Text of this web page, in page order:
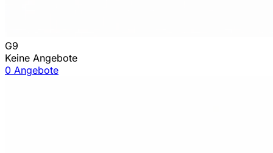
G9
Keine Angebote
0 Angebote